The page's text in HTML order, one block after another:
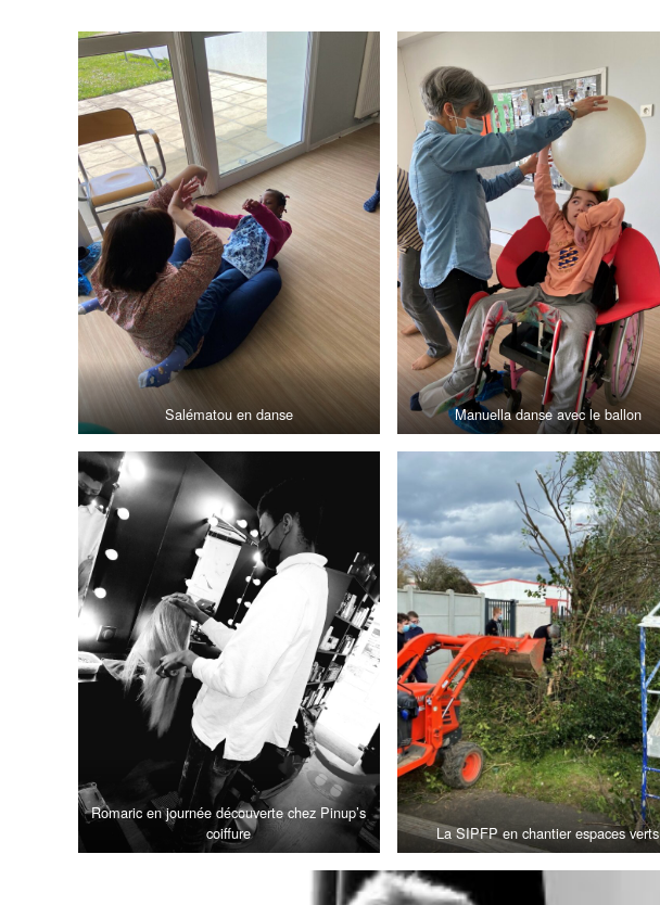
Salématou en danse Manuella danse avec le ballon
Romaric en journée découverte chez Pinup’s
coiffure
La SIPFP en chantier espaces verts